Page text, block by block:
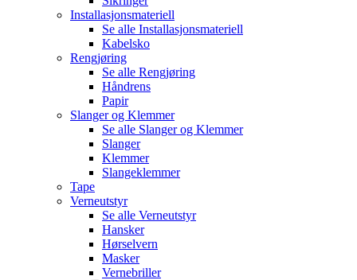
Installasjonsmateriell
Se alle Installasjonsmateriell
Kabelsko
Rengjøring
Se alle Rengjøring
Håndrens
Papir
Slanger og Klemmer
Se alle Slanger og Klemmer
Slanger
Klemmer
Slangeklemmer
Tape
Verneutstyr
Se alle Verneutstyr
Hansker
Hørselvern
Masker
Vernebriller